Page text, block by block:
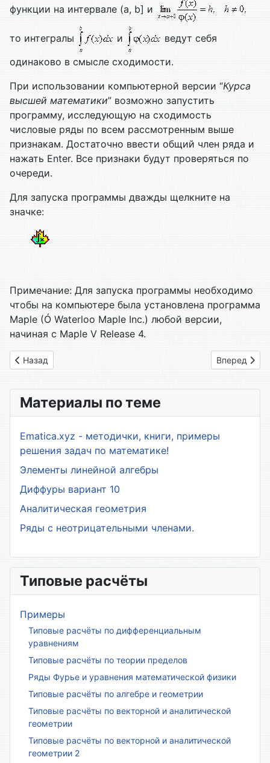
функции на интервале (a, b] и
то интегралы и
ведут себя
одинаково в смысле сходимости.
При использовании компьютерной версии “Курса
высшей математики” возможно запустить
программу, исследующую на сходимость
числовые ряды по всем рассмотренным выше
признакам. Достаточно ввести общий член ряда и
нажать Enter. Все признаки будут проверяться по
очереди.
Для запуска программы дважды щелкните на
значке:
Примечание: Для запуска программы необходимо
чтобы на компьютере была установлена программа
Maple (Ó Waterloo Maple Inc.) любой версии,
начиная с Maple V Release 4.
Предыдущий: 39. Признак Коши. (радикальный признак)
Назад Следующий:
Вперед
Материалы по теме
Ematica.xyz - методички, книги, примеры
решения задач по математике!
Элементы линейной алгебры
Диффуры вариант 10
Аналитическая геометрия
Ряды с неотрицательными членами.
Типовые расчёты
Примеры
Типовые расчёты по дифференциальным
уравнениям
Типовые расчёты по теории пределов
Ряды Фурье и уравнения математической физики
Типовые расчёты по алгебре и геометрии
Типовые расчёты по векторной и аналитической
геометрии
Типовые расчёты по векторной и аналитической
геометрии 2